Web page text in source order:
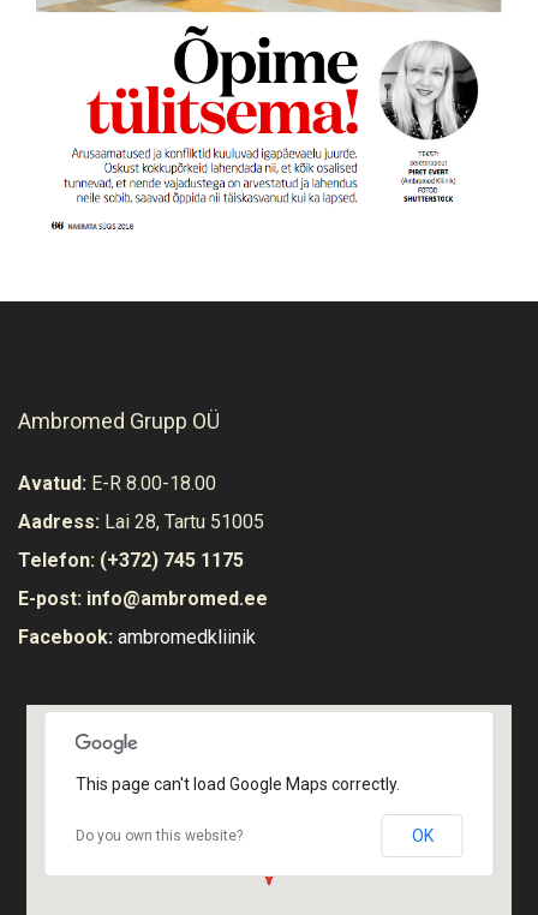
Ambromed Grupp OÜ
Avatud: E-R 8.00-18.00
Aadress: Lai 28, Tartu 51005
Telefon: (+372) 745 1175
E-post: info@ambromed.ee
Facebook: ambromedkliinik
This page can't load Google Maps correctly.
Do you own this website? OK